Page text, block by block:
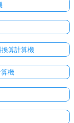
算計算機
機